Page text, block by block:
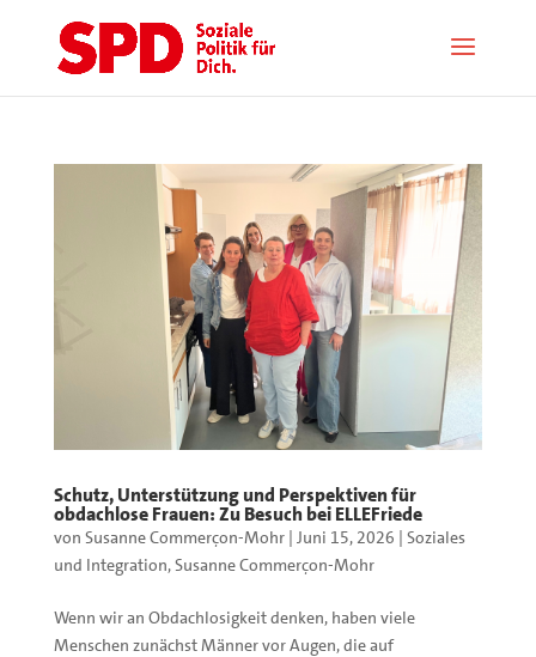
Schutz, Unterstützung und Perspektiven für
obdachlose Frauen: Zu Besuch bei ELLEFriede
von Susanne Commerçon-Mohr| Juni 15, 2026 | Soziales
und Integration,Susanne Commerçon-Mohr
Wenn wir an Obdachlosigkeit denken, haben viele
Menschen zunächst Männer vor Augen, die auf